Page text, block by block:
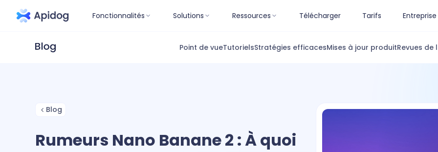
Fonctionnalités Solutions Ressources Télécharger Tarifs Entreprise
Point de vueTutorielsStratégies efficacesMises à jour produitRevues de
Blog
Rumeurs Nano Banane 2 : À quoi